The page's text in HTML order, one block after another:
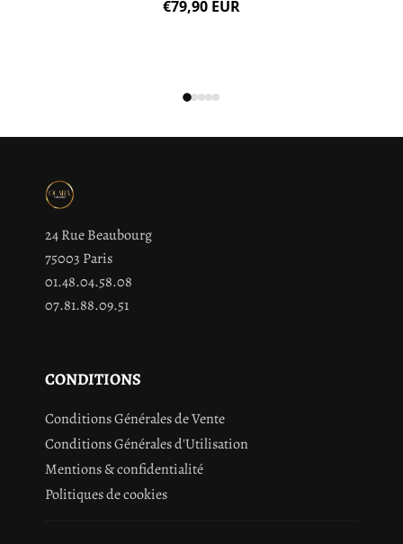
€79,90 EUR
24 Rue Beaubourg
75003 Paris
01.48.04.58.08
07.81.88.09.51
CONDITIONS
Conditions Générales de Vente
Conditions Générales d'Utilisation
Mentions & confidentialité
Politiques de cookies